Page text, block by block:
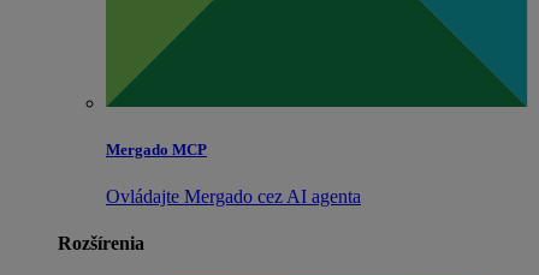
Mergado MCP
Ovládajte Mergado cez AI agenta
Rozšírenia